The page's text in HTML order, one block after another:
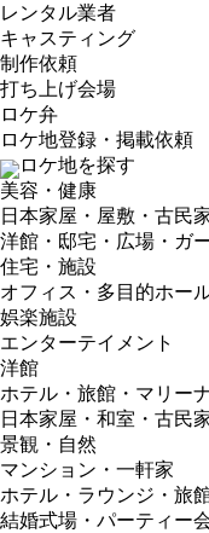
レンタル業者
キャスティング
制作依頼
打ち上げ会場
ロケ弁
ロケ地登録・掲載依頼
ロケ地を探す
美容・健康
日本家屋・屋敷・古民
洋館・邸宅・広場・ガ
住宅・施設
オフィス・多目的ホー
娯楽施設
エンターテイメント
洋館
ホテル・旅館・マリー
日本家屋・和室・古民
景観・自然
マンション・一軒家
ホテル・ラウンジ・旅
結婚式場・パーティー